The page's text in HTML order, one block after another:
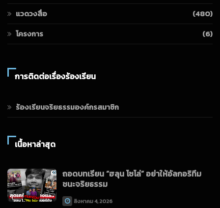
แวดวงสื่อ
(480)
โครงการ
(6)
การติดต่อเรื่องร้องเรียน
ร้องเรียนจริยธรรมองค์กรสมาชิก
เนื้อหาล่าสุด
ถอดบทเรียน “ฮลุน โซโล่” อย่าให้อัลกอริทึม
ชนะจริยธรรม
สิงหาคม 4, 2026